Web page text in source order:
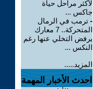
لأكثر مراحل حياة
جاكس ...
- ترمب في الرمال
المتحركة.. 7 معارك
يرفض التخلي عنها رغم
النكس ...
المزيد.....
احدث الأخبار المهمة